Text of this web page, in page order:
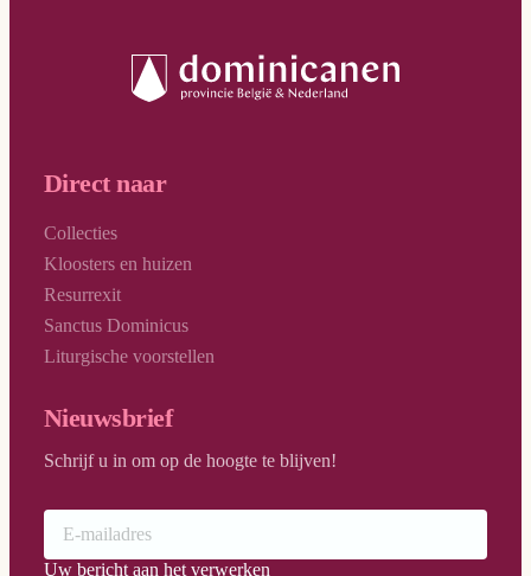
Direct naar
Collecties
Kloosters en huizen
Resurrexit
Sanctus Dominicus
Liturgische voorstellen
Nieuwsbrief
Schrijf u in om op de hoogte te blijven!
Uw bericht aan het verwerken